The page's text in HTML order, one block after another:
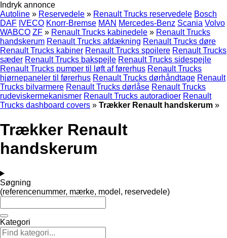
Indryk annonce
Autoline » Reservedele » Renault Trucks reservedele Bosch
DAF IVECO Knorr-Bremse MAN Mercedes-Benz Scania Volvo
WABCO ZF » Renault Trucks kabinedele » Renault Trucks
handskerum Renault Trucks afdækning Renault Trucks døre
Renault Trucks kabiner Renault Trucks spoilere Renault Trucks
sæder Renault Trucks bakspejle Renault Trucks sidespejle
Renault Trucks pumper til løft af førerhus Renault Trucks
hjørnepaneler til førerhus Renault Trucks dørhåndtage Renault
Trucks bilvarmere Renault Trucks dørlåse Renault Trucks
rudeviskermekanismer Renault Trucks autoradioer Renault
Trucks dashboard covers » Trækker Renault handskerum »
Trækker Renault
handskerum
Søgning
(referencenummer, mærke, model, reservedele)
Kategori